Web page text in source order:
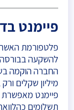
פיימנט
פלטפורמת
מיליון שקלים
פיימנט מאפשרת
תשלומים